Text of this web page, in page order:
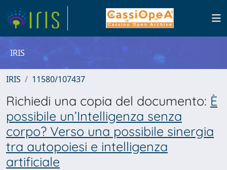
IRIS
IRIS 11580/107437
Richiedi una copia del documento: È
possibile un’Intelligenza senza
corpo? Verso una possibile sinergia
tra autopoiesi e intelligenza
artificiale